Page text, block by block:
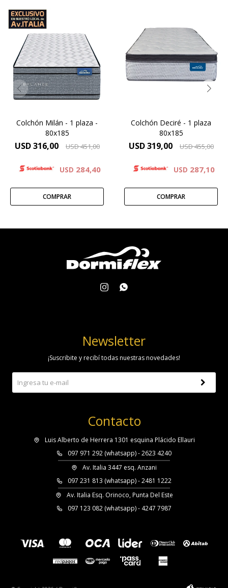
Una combinación de
espumas firmes y
sostenibles, Altura de
colchón 29cm.
Doble confort gracias a las
capas de espuma.
Extrafirm contenidas por un
sistema de doble
Europillow.
Colchón Milán - 1 plaza -
80x185
USD 316,00 USD451,00
USD 284,40
un sistema de Resortes
Pocket independientes con
espumas de calidad
premium para ofrecer un
descanso confortable,
estable y con un excelente
nivel de adaptación. Su
diseño está pensado para
brindar un soporte preciso .
Colchón Deciré - 1 plaza
80x185
USD 319,00 USD455,00
USD 287,10
 
Contacto
Luis Alberto de Herrera 1301 esquina Plácido Ellauri
097 971 292 (whatsapp) - 2623 4240
Av. Italia 3447 esq. Anzani
097 231 813 (whatsapp) - 2481 1222
Av. Italia Esq. Orinoco, Punta Del Este
097 123 082 (whatsapp) - 4247 7987
Newsletter
¡Suscribite y recibí todas nuestras novedades!